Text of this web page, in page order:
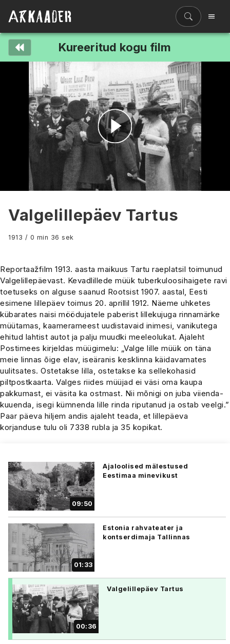
Kureeritud kogu film
Esita
video
Valgelillepäev Tartus
1913 / 0 min 36 sek
Reportaažfilm 1913. aasta maikuus Tartu raeplatsil toimunud
Valgelillepäevast. Kevadlillede müük tuberkuloosihaigete ravi
toetuseks on alguse saanud Rootsist 1907. aastal, Eesti
esimene lillepäev toimus 20. aprillil 1912. Näeme uhketes
kübarates naisi möödujatele paberist lillekujuga rinnamärke
müütamas, kaamerameest uudistavaid inimesi, vanikutega
ehitud lahtist autot ja palju muudki meeleolukat. Ajaleht
Postimees kirjeldas müügimelu: „Valge lille müük on täna
meie linnas õige elav, iseäranis kesklinna käidavamates
uulitsates. Ostetakse lilla, ostetakse ka sellekohasid
piltpostkaarta. Valges riides müüjad ei väsi oma kaupa
pakkumast, ei väsita ka ostmast. Nii mõnigi on juba viienda-
kuuenda, isegi kümnenda lille rinda riputanud ja ostab veelgi.”
Paar päeva hiljem andis ajaleht teada, et lillepäeva
korjanduse tulu oli 7338 rubla ja 35 kopikat.
09:50
Ajaloolised mälestused
Eestimaa minevikust
01:33
Estonia rahvateater ja
kontserdimaja Tallinnas
00:36
Valgelillepäev Tartus
Filmiriiul
Kureeritud kogud
Ajajoon
Koolidele
Hinnad
ENG